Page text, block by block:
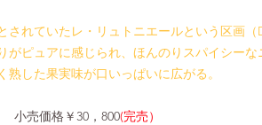
されていたレ・リュトニエールという区画（
がピュアに感じられ、ほんのりスパイシーな
した果実味が口いっぱいに広がる。
小売価格￥30，800(完売）